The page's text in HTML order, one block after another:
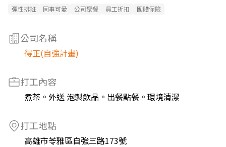
彈性排班 同事可愛 公司聚餐 員工折扣 團體保險
公司名稱
得正(自強計畫)
打工內容
煮茶。外送 泡製飲品。出餐點餐。環境清潔
打工地點
高雄市苓雅區自強三路173號